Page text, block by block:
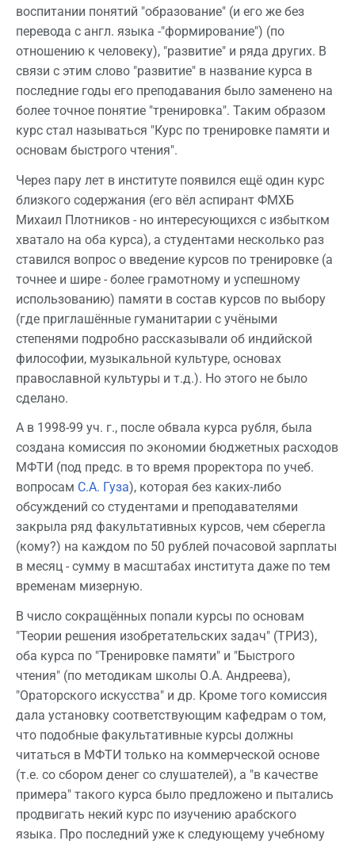
воспитании понятий "образование" (и его же без
перевода с англ. языка -"формирование") (по
отношению к человеку), "развитие" и ряда других. В
связи с этим слово "развитие" в название курса в
последние годы его преподавания было заменено на
более точное понятие "тренировка". Таким образом
курс стал называться "Курс по тренировке памяти и
основам быстрого чтения".
Через пару лет в институте появился ещё один курс
близкого содержания (его вёл аспирант ФМХБ
Михаил Плотников - но интересующихся с избытком
хватало на оба курса), а студентами несколько раз
ставился вопрос о введение курсов по тренировке (а
точнее и шире - более грамотному и успешному
использованию) памяти в состав курсов по выбору
(где приглашённые гуманитарии с учёными
степенями подробно рассказывали об индийской
философии, музыкальной культуре, основах
православной культуры и т.д.). Но этого не было
сделано.
А в 1998-99 уч. г., после обвала курса рубля, была
создана комиссия по экономии бюджетных расходов
МФТИ (под предс. в то время проректора по учеб.
вопросам С.А. Гуза), которая без каких-либо
обсуждений со студентами и преподавателями
закрыла ряд факультативных курсов, чем сберегла
(кому?) на каждом по 50 рублей почасовой зарплаты
в месяц - сумму в масштабах института даже по тем
временам мизерную.
В число сокращённых попали курсы по основам
"Теории решения изобретательских задач" (ТРИЗ),
оба курса по "Тренировке памяти" и "Быстрого
чтения" (по методикам школы О.А. Андреева),
"Ораторского искусства" и др. Кроме того комиссия
дала установку соответствующим кафедрам о том,
что подобные факультативные курсы должны
читаться в МФТИ только на коммерческой основе
(т.е. со сбором денег со слушателей), а "в качестве
примера" такого курса было предложено и пытались
продвигать некий курс по изучению арабского
языка. Про последний уже к следующему учебному